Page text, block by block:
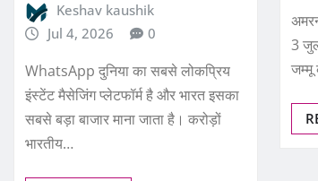
Keshav kaushik
Jul 4, 2026
0
WhatsApp दुनिया का सबसे लोकप्रिय
इंस्टेंट मैसेजिंग प्लेटफॉर्म है और भारत इसका
सबसे बड़ा बाजार माना जाता है। करोड़ों
भारतीय…
3
जम्मू